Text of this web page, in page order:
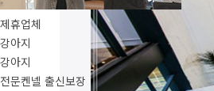
제휴업체
강아지
강아지
전문켄넬 출신보장